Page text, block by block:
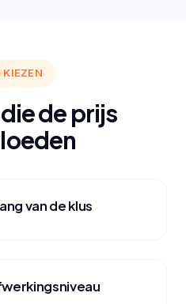
KIEZEN
de prijs
van de klus